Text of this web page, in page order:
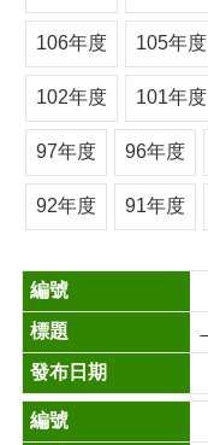
106年度 105年度
102年度 101年度
97年度 96年度
92年度 91年度